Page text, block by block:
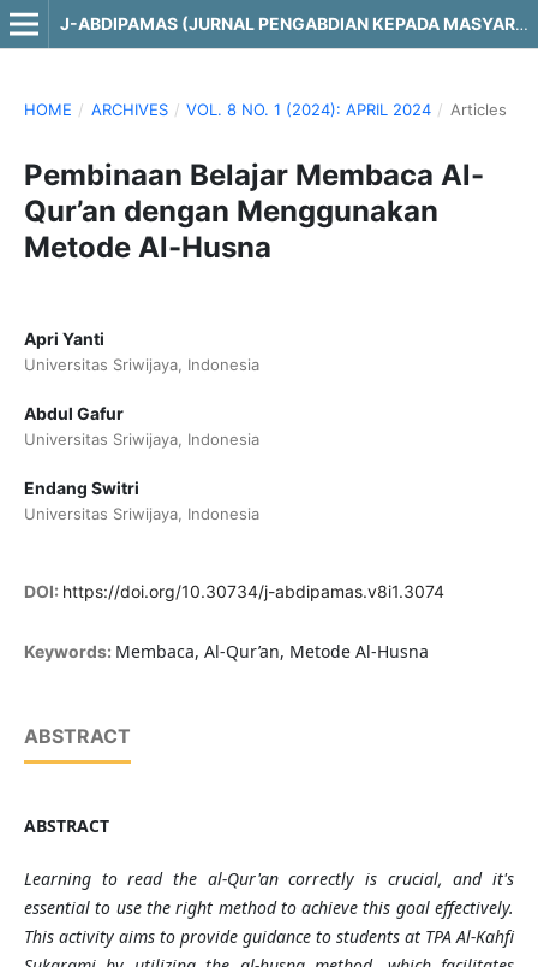
J-ABDIPAMAS (JURNAL PENGABDIAN KEPADA MASYARAKAT)
HOME / ARCHIVES / VOL. 8 NO. 1 (2024): APRIL 2024 / Articles
Pembinaan Belajar Membaca Al-
Qur’an dengan Menggunakan
Metode Al-Husna
Apri Yanti
Universitas Sriwijaya, Indonesia
Abdul Gafur
Universitas Sriwijaya, Indonesia
Endang Switri
Universitas Sriwijaya, Indonesia
DOI: https://doi.org/10.30734/j-abdipamas.v8i1.3074
Keywords: Membaca, Al-Qur’an, Metode Al-Husna
ABSTRACT
ABSTRACT
Learning to read the al-Qur'an correctly is crucial, and it's
essential to use the right method to achieve this goal effectively.
This activity aims to provide guidance to students at TPA Al-Kahfi